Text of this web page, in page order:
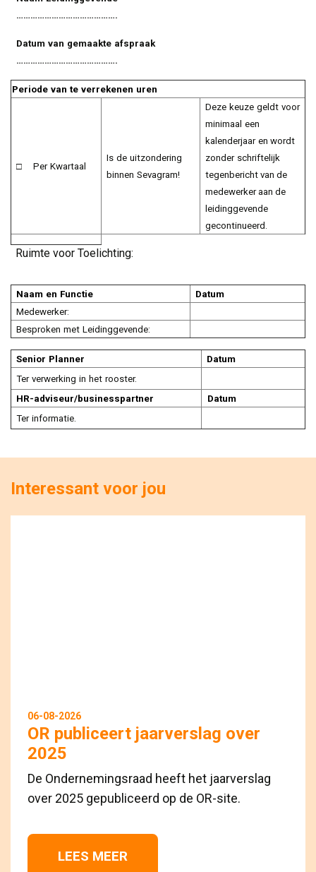
…………………………………….
Datum van gemaakte afspraak
…………………………………….
Periode van te verrekenen uren
□ Per Kwartaal
Is de uitzondering
binnen Sevagram!
Deze keuze geldt voor
minimaal een
kalenderjaar en wordt
zonder schriftelijk
tegenbericht van de
medewerker aan de
leidinggevende
gecontinueerd.
Ruimte voor Toelichting:
Naam en Functie
Datum
Medewerker:
Besproken met Leidinggevende:
Senior Planner
Datum
Ter verwerking in het rooster.
HR-adviseur/businesspartner
Datum
Ter informatie.
Interessant voor jou
06-08-2026
OR publiceert jaarverslag over
2025
De Ondernemingsraad heeft het jaarverslag
over 2025 gepubliceerd op de OR-site.
LEES MEER